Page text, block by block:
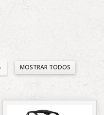
MOSTRAR TODOS